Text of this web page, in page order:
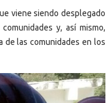
viene siendo desplegado
y, así mismo,
de las comunidades en los